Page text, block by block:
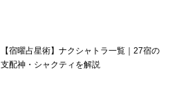
【宿曜占星術】ナクシャトラ一覧｜27宿の
支配神・シャクティを解説